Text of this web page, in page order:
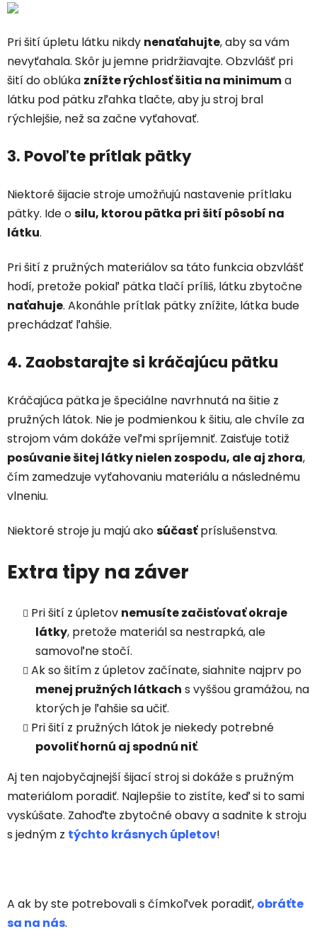
Pri šití úpletu látku nikdy nenaťahujte, aby sa vám
nevyťahala. Skôr ju jemne pridržiavajte. Obzvlášť pri
šití do oblúka znížte rýchlosť šitia na minimuma
látku pod pätku zľahka tlačte, aby ju stroj bral
rýchlejšie, než sa začne vyťahovať.
3. Povoľte prítlak pätky
Niektoré šijacie stroje umožňujú nastavenie prítlaku
pätky. Ide osilu, ktorou pätka pri šití pôsobí na
látku.
Pri šití z pružných materiálov sa táto funkcia obzvlášť
hodí, pretože pokiaľ pätka tlačí príliš, látku zbytočne
naťahuje. Akonáhle prítlak pätky znížite, látka bude
prechádzať ľahšie.
4. Zaobstarajte si kráčajúcu pätku
Kráčajúca pätka je špeciálne navrhnutá na šitie z
pružných látok. Nie je podmienkou k šitiu, ale chvíle za
strojom vám dokáže veľmi spríjemniť. Zaisťuje totiž
posúvanie šitej látky nielen zospodu, ale aj zhora,
čím zamedzuje vyťahovaniu materiálu a následnému
vlneniu.
Niektoré stroje ju majú akosúčasťpríslušenstva.
Extra tipy na záver
Pri šití z úpletov nemusíte začisťovať okraje
látky, pretože materiál sa nestrapká, ale
samovoľne stočí.
Ak so šitím z úpletov začínate, siahnite najprv po
menej pružných látkach s vyššou gramážou, na
ktorých je ľahšie sa učiť.
Pri šití z pružných látok je niekedy potrebné
povoliť hornú aj spodnú niť.
Aj ten najobyčajnejší šijací stroj si dokáže s pružným
materiálom poradiť. Najlepšie to zistíte, keď si to sami
vyskúšate. Zahoďte zbytočné obavy a sadnite k stroju
s jedným z týchto krásnych úpletov!
A ak by ste potrebovali s čímkoľvek poradiť, obráťte
sa na nás.